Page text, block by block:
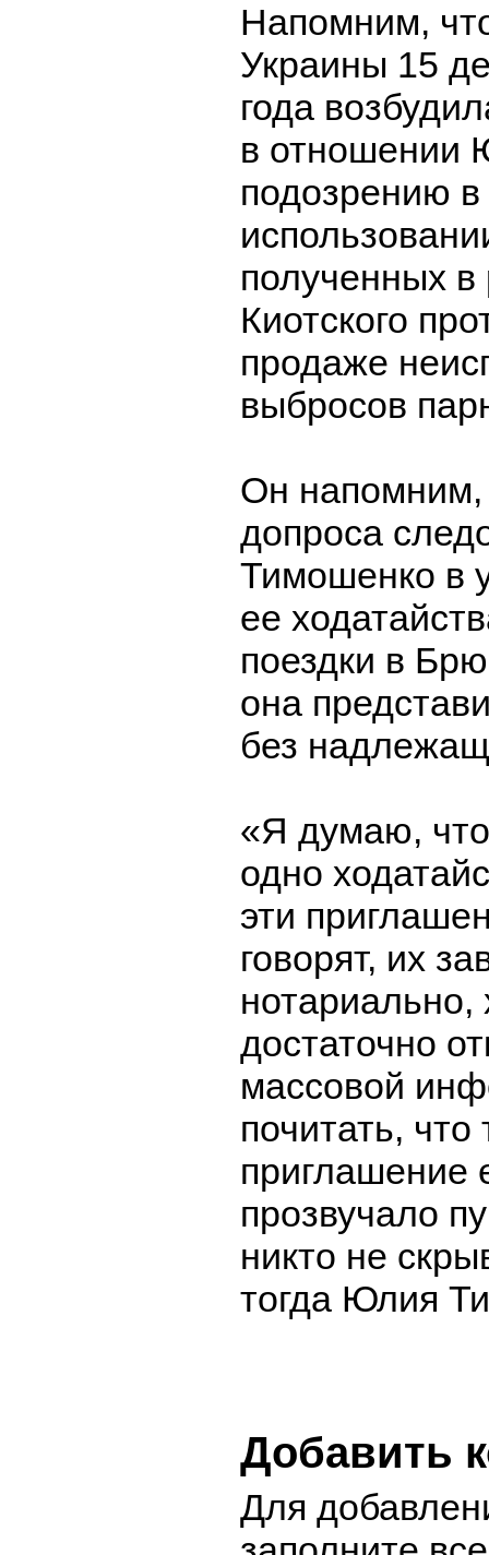
Напомним,
Украины 15
года
в отношении
подозрению
полученных в
Киотского
продаже
выбросов
Он напомним,
допроса
Тимошенко в
ее
поездки в
она
без
«Я думаю,
одно
эти
говорят, их
нотариально,
достаточно
массовой
почитать, что
приглашение
прозвучало
никто не
тогда Юлия
Добавить
Для